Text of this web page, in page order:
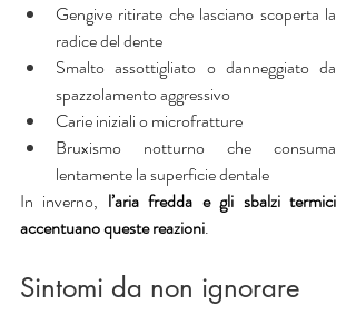
Gengive ritirate che lasciano scoperta la
radice del dente
Smalto assottigliato o danneggiato da
spazzolamento aggressivo
Carie iniziali o microfratture
Bruxismo notturno che consuma
lentamente la superficie dentale
In inverno, l’aria fredda e gli sbalzi termici
accentuano queste reazioni.
Sintomi da non ignorare